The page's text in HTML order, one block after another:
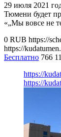
29 июля 2021
Тюмени будет
«„Мы вовсе не
0 RUB https://
https://
Бесплатно 766 11
https://
https://